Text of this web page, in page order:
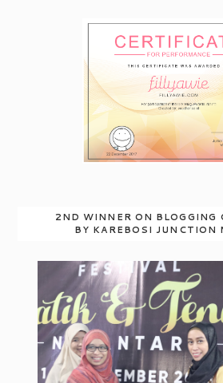
2ND WINNER ON BLOGGING
BY KAREBOSI JUNCTION